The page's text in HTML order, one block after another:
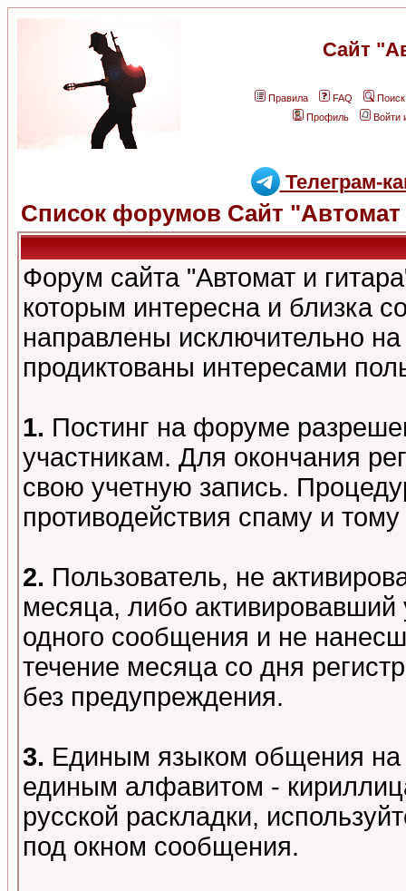
Сайт
Правила FAQ
Поиск
Профиль
Войти
Телеграм-
Список форумов Сайт "Автомат
Форум сайта "Автомат и
которым интересна и близка
направлены исключительно
продиктованы интересами
1. Постинг на форуме
участникам. Для окончания
свою учетную запись.
противодействия спаму и
2. Пользователь, не
месяца, либо
одного сообщения и не
течение месяца со дня
без предупреждения.
3. Единым языком общения на
единым алфавитом -
русской раскладки,
под окном сообщения.